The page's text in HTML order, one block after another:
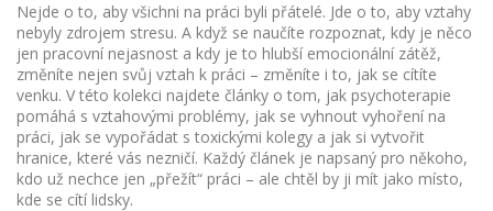
Nejde o to, aby všichni na práci byli přátelé. Jde o to, aby vztahy
nebyly zdrojem stresu. A když se naučíte rozpoznat, kdy je něco
jen pracovní nejasnost a kdy je to hlubší emocionální zátěž,
změníte nejen svůj vztah k práci – změníte i to, jak se cítíte
venku. V této kolekci najdete články o tom, jak psychoterapie
pomáhá s vztahovými problémy, jak se vyhnout vyhoření na
práci, jak se vypořádat s toxickými kolegy a jak si vytvořit
hranice, které vás nezničí. Každý článek je napsaný pro někoho,
kdo už nechce jen „přežít“ práci – ale chtěl by ji mít jako místo,
kde se cítí lidsky.